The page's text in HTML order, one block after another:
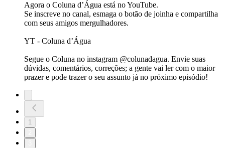
Agora o Coluna d’Água está no YouTube.
Se inscreve no canal, esmaga o botão de joinha e compartilha
com seus amigos mergulhadores.
⁠⁠YT - Coluna d’Água⁠⁠
Segue o Coluna no instagram @colunadagua. Envie suas
dúvidas, comentários, correções; a gente vai ler com o maior
prazer e pode trazer o seu assunto já no próximo episódio!
1